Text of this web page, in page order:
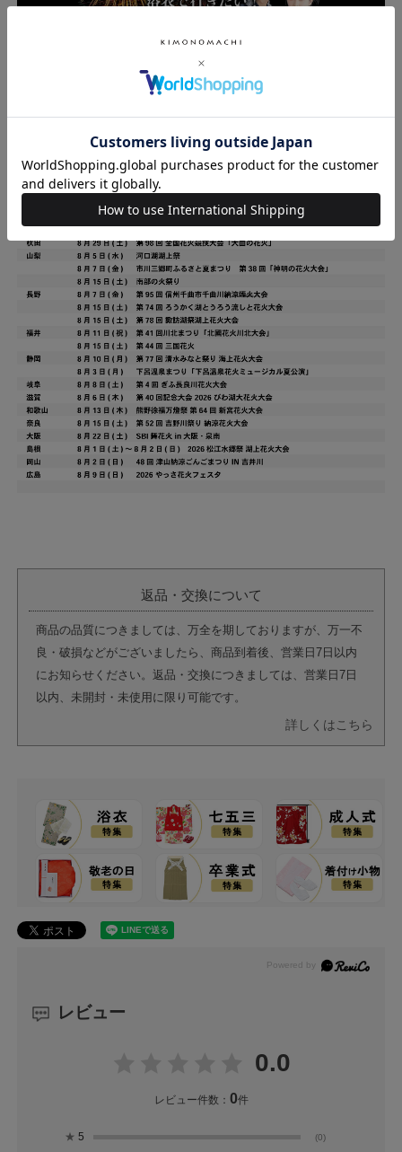
返品・交換について
商品の品質につきましては、万全を期しておりますが、万一不
良・破損などがございましたら、商品到着後、営業日7日以内
にお知らせください。返品・交換につきましては、営業日7日
以内、未開封・未使用に限り可能です。
詳しくはこちら
レビュー
0.0
レビュー件数： 0件
★ 5 (0)